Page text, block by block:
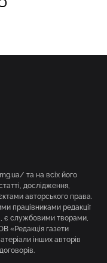
та на всіх його
дослідження,
авторського права.
працівниками редакції
є службовими творами,
«Редакція газети
інших авторів